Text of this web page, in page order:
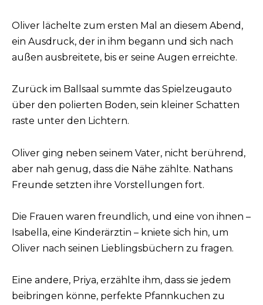
Oliver lächelte zum ersten Mal an diesem Abend,
ein Ausdruck, der in ihm begann und sich nach
außen ausbreitete, bis er seine Augen erreichte.
Zurück im Ballsaal summte das Spielzeugauto
über den polierten Boden, sein kleiner Schatten
raste unter den Lichtern.
Oliver ging neben seinem Vater, nicht berührend,
aber nah genug, dass die Nähe zählte. Nathans
Freunde setzten ihre Vorstellungen fort.
Die Frauen waren freundlich, und eine von ihnen –
Isabella, eine Kinderärztin – kniete sich hin, um
Oliver nach seinen Lieblingsbüchern zu fragen.
Eine andere, Priya, erzählte ihm, dass sie jedem
beibringen könne, perfekte Pfannkuchen zu